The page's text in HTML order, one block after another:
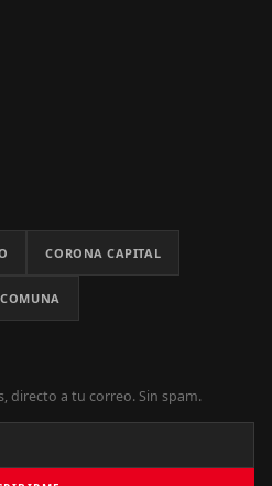
CORONA CAPITAL
COMUNA
directo a tu correo. Sin spam.